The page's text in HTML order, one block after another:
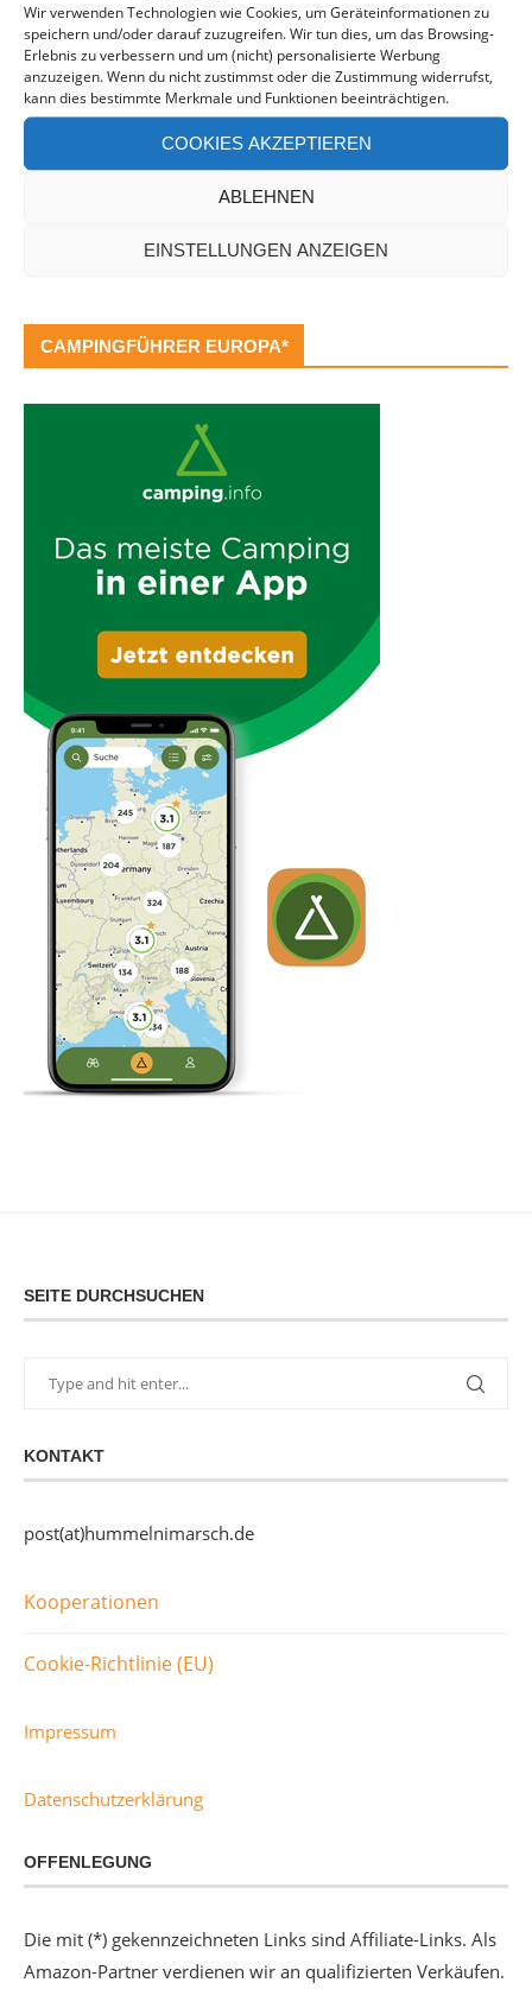
Wir verwenden Technologien wie Cookies, um Geräteinformationen zu
speichern und/oder darauf zuzugreifen. Wir tun dies, um das Browsing-
Erlebnis zu verbessern und um (nicht) personalisierte Werbung
anzuzeigen. Wenn du nicht zustimmst oder die Zustimmung widerrufst,
kann dies bestimmte Merkmale und Funktionen beeinträchtigen.
COOKIES AKZEPTIEREN
ABLEHNEN
EINSTELLUNGEN ANZEIGEN
Deine individuelle Beratung bei der Campermiete
in Deutschland und Europa.
Bei einer Anfrage über diesen Banner erhältst Du
automatisch einenRabatt!*
Buchung kommt, erhalten wir eine kleine Provision.
CAMPINGFÜHRER EUROPA*
SEITE DURCHSUCHEN
KONTAKT
post(at)hummelnimarsch.de
Kooperationen
Cookie-Richtlinie (EU)
Impressum
Datenschutzerklärung
OFFENLEGUNG
Die mit (*) gekennzeichneten Links sind Affiliate-Links. Als
Amazon-Partner verdienen wir an qualifizierten Verkäufen.